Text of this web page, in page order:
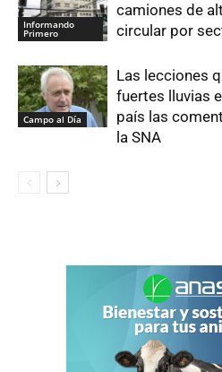
Informando
Primero
camiones de
circular por
Campo al Día
Las lecciones
fuertes lluvias
país las
la SNA